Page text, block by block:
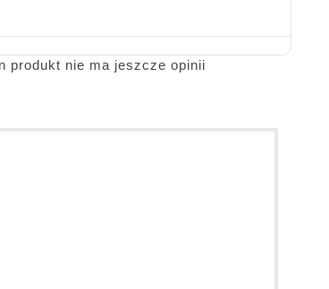
produkt nie ma jeszcze opinii